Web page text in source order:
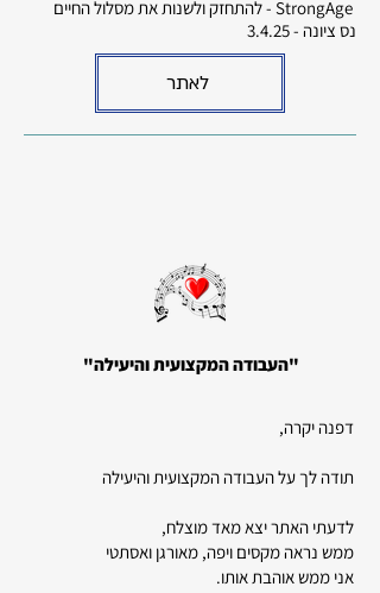
נס ציונה - 3.4.25
לאתר
"העבודה המקצועית והיעילה"
דפנה יקרה,
תודה לך על העבודה המקצועית והיעילה
לדעתי האתר יצא מאד מוצלח,
ממש נראה מקסים ויפה, מאורגן ואסתטי
אני ממש אוהבת אותו.